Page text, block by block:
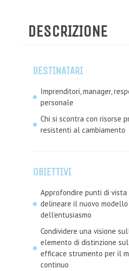
DESCRIZIONE
DESTINATARI
Imprenditori, manager,
personale
Chi si scontra con risorse
resistenti al cambiamento
OBIETTIVI
Approfondire punti di vista
delineare il nuovo
dell’entusiasmo
Condividere una visione
elemento di distinzione
efficace strumento per il
continuo